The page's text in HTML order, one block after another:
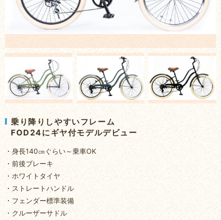
乗り降りしやすいフレーム
FOD24にギヤ付モデルデビュー
・身長140㎝ぐらい～乗車OK
・前後ブレーキ
・ホワイトタイヤ
・ストレートハンドル
・フェンダー標準装備
・クルーザーサドル